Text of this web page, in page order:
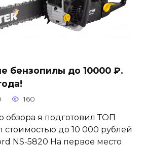
бензопилы до 10000 ₽.
160
обзора я подготовил ТОП
стоимостью до 10 000 рублей
NS-5820 На первое место